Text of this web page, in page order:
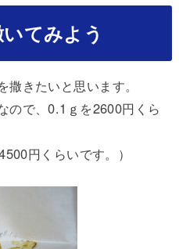
てみよう
きたいと思います。
ので、0.1ｇを2600円くら
円くらいです。）